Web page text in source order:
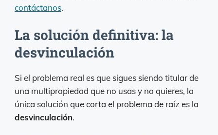
contáctanos.
La solución definitiva: la
desvinculación
Si el problema real es que sigues siendo titular de
una multipropiedad que no usas y no quieres, la
única solución que corta el problema de raíz es la
desvinculación.